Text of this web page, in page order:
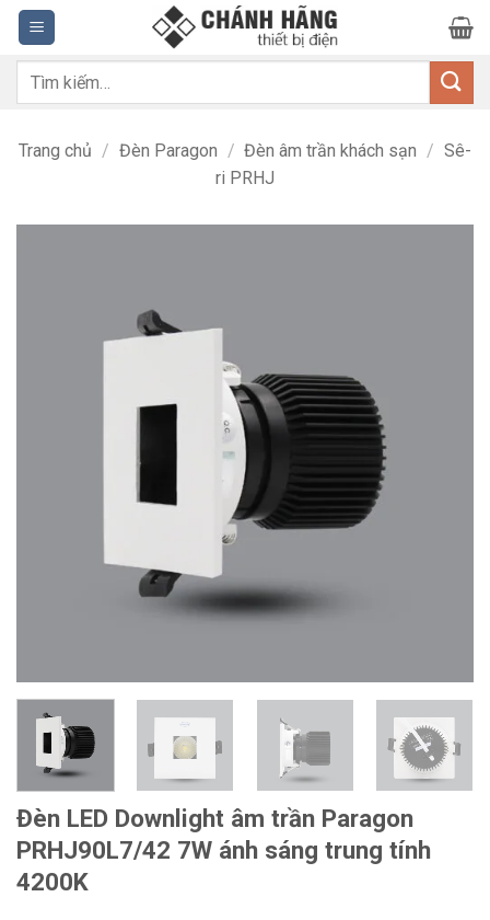
Bỏ
qua
nội
dung
Tìm
Trang chủ / Đèn Paragon / Đèn âm trần khách sạn / Sê-
ri PRHJ
Đèn LED Downlight âm trần Paragon
PRHJ90L7/42 7W ánh sáng trung tính
4200K